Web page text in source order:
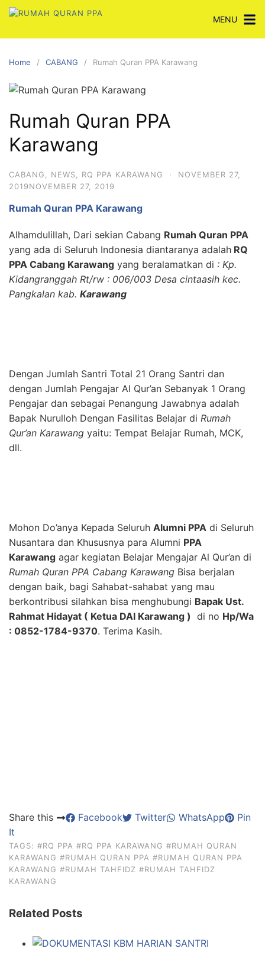
Skip
content
MENU
Home CABANG Rumah Quran PPA Karawang
Rumah Quran PPA
Karawang
CABANG NEWS RQ PPA KARAWANG ·
NOVEMBER 27,
2019NOVEMBER 27, 2019
Rumah Quran PPA Karawang
Alhamdulillah, Dari sekian Cabang Rumah Quran PPA
yang ada di Seluruh Indonesia diantaranya adalah RQ
PPA Cabang Karawang yang beralamatkan di : Kp.
Kidangranggah Rt/rw : 006/003 Desa cintaasih kec.
Pangkalan kab. Karawang
Dengan Jumlah Santri Total 21 Orang Santri dan
dengan Jumlah Pengajar Al Qur’an Sebanyak 1 Orang
Pengajar dan sebagai Penangung Jawabnya adalah
Bapak Nurulloh Dengan Fasilitas Belajar di Rumah
Qur’an Karawang yaitu: Tempat Belajar Rumah, MCK,
dll.
Mohon Do’anya Kepada Seluruh Alumni PPA di Seluruh
Nusantara dan Khususnya para Alumni PPA
Karawang agar kegiatan Belajar Mengajar Al Qur’an di
Rumah Quran PPA Cabang Karawang Bisa berjalan
dengan baik, bagi Sahabat-sahabat yang mau
berkontribusi silahkan bisa menghubungi Bapak Ust.
Rahmat Hidayat ( Ketua DAI Karawang ) di no Hp/Wa
: 0852-1784-9370. Terima Kasih.
Share this Facebook Twitter WhatsApp
Pin
It
TAGS: #RQ PPA #RQ PPA KARAWANG #RUMAH QURAN
KARAWANG #RUMAH QURAN PPA #RUMAH QURAN PPA
KARAWANG #RUMAH TAHFIDZ #RUMAH TAHFIDZ
KARAWANG
Related Posts